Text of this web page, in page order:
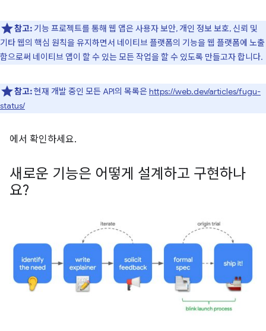
참고: 기능 프로젝트를 통해 웹 앱은 사용자 보안, 개인 정보 보호, 신뢰 및
기타 웹의 핵심 원칙을 유지하면서 네이티브 플랫폼의 기능을 웹 플랫폼에 노출
함으로써 네이티브 앱이 할 수 있는 모든 작업을 할 수 있도록 만들고자 합니다.
참고:현재 개발 중인 모든 API의 목록은https://web.dev/articles/fugu-
status/
에서 확인하세요.
새로운 기능은 어떻게 설계하고 구현하나
요?